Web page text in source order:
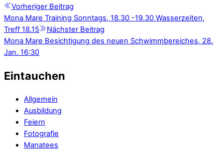
Vorheriger Beitrag
Mona Mare Training Sonntags, 18.30 -19.30 Wasserzeiten,
Treff 18.15
Nächster Beitrag
Mona Mare Besichtigung des neuen Schwimmbereiches, 28.
Jan. 16:30
Eintauchen
Allgemein
Ausbildung
Feiern
Fotografie
Manatees